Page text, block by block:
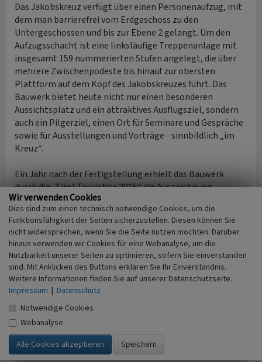
Das Jakobskreuz verfügt über einen Personenaufzug, mit
dem man barrierefrei vom Erdgeschoss zu den
Untergeschossen und bis zur Ebene 2 gelangt. Um den
Aufzugsschacht ist eine linksläufige Treppenanlage mit
insgesamt 159 nummerierten Stufen angelegt, die über
mehrere Zwischenpodeste bis hinauf zur obersten
Plattform auf dem Kopf des Jakobskreuzes führt. Das
Bauwerk bietet heute nicht nur einen besonderen
Aussichtsplatz und ein attraktives Ausflugsziel, sondern
auch ein Pilgerziel, einen Ort für Seminare und Gespräche
sowie für Ausstellungen und Vorträge - sinnbildlich „im
Kreuz“.
Ein Jahr nach der Fertigstellung erhielt das Bauwerk
durch die „Tirol Touristica 2015“ die Auszeichnung
„Gewinner“ in der Kategorie „Infrastruktur und Bauten“.
Seitdem entwickelete es sich zum Wahrzeichen der
Region.
(Karl Peter Wiemer, Rheinischer Verein für Denkmalpflege
und Landschaftsschutz e.V., 2019)
Internet
www.bergbahn-pillersee.com
(abgerufen 19.08.2021)
Jakobskreuz auf der Buchensteinwand in Tirol
Wir verwenden Cookies
Dies sind zum einen technisch notwendige Cookies, um die
Funktionsfähigkeit der Seiten sicherzustellen. Diesen können Sie
nicht widersprechen, wenn Sie die Seite nutzen möchten. Darüber
hinaus verwenden wir Cookies für eine Webanalyse, um die
Nutzbarkeit unserer Seiten zu optimieren, sofern Sie einverstanden
sind. Mit Anklicken des Buttons erklären Sie Ihr Einverständnis.
Weitere Informationen finden Sie auf unserer Datenschutzseite.
Impressum | Datenschutz
Notwendige Cookies
Webanalyse